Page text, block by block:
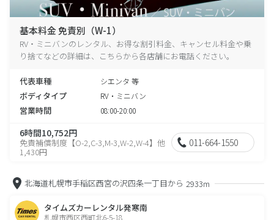
基本料金 免責別（W-1）
RV・ミニバンのレンタル、お得な割引料金、キャンセル料金や乗
り捨てなどの詳細は、こちらから各店舗にお電話ください。
代表車種 シエンタ 等
ボディタイプ RV・ミニバン
営業時間 08:00-20:00
6時間10,752円
免責補償制度【O-2,C-3,M-3,W-2,W-4】他
1,430円
011-664-1550
北海道札幌市手稲区西宮の沢四条一丁目から 2933m
タイムズカーレンタル発寒南
札幌市西区西町北6-5-18